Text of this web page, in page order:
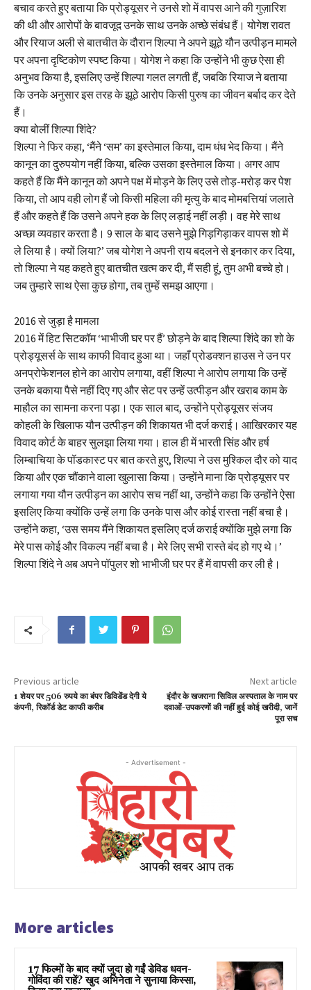
बचाव करते हुए बताया कि प्रोड्यूसर ने उनसे शो में वापस आने की गुज़ारिश
की थी और आरोपों के बावजूद उनके साथ उनके अच्छे संबंध हैं। योगेश रावत
और रियाज अली से बातचीत के दौरान शिल्पा ने अपने झूठे यौन उत्पीड़न मामले
पर अपना दृष्टिकोण स्पष्ट किया। योगेश ने कहा कि उन्होंने भी कुछ ऐसा ही
अनुभव किया है, इसलिए उन्हें शिल्पा गलत लगती हैं, जबकि रियाज ने बताया
कि उनके अनुसार इस तरह के झूठे आरोप किसी पुरुष का जीवन बर्बाद कर देते
हैं।
क्या बोलीं शिल्पा शिंदे?
शिल्पा ने फिर कहा, ‘मैंने ‘सम’ का इस्तेमाल किया, दाम धंध भेद किया। मैंने
कानून का दुरुपयोग नहीं किया, बल्कि उसका इस्तेमाल किया। अगर आप
कहते हैं कि मैंने कानून को अपने पक्ष में मोड़ने के लिए उसे तोड़-मरोड़ कर पेश
किया, तो आप वही लोग हैं जो किसी महिला की मृत्यु के बाद मोमबत्तियां जलाते
हैं और कहते हैं कि उसने अपने हक के लिए लड़ाई नहीं लड़ी। वह मेरे साथ
अच्छा व्यवहार करता है। 9 साल के बाद उसने मुझे गिड़गिड़ाकर वापस शो में
ले लिया है। क्यों लिया?’ जब योगेश ने अपनी राय बदलने से इनकार कर दिया,
तो शिल्पा ने यह कहते हुए बातचीत खत्म कर दी, मैं सही हूं, तुम अभी बच्चे हो।
जब तुम्हारे साथ ऐसा कुछ होगा, तब तुम्हें समझ आएगा।
2016 से जुड़ा है मामला
2016 में हिट सिटकॉम ‘भाभीजी घर पर हैं’ छोड़ने के बाद शिल्पा शिंदे का शो के
प्रोड्यूसर्स के साथ काफी विवाद हुआ था। जहाँ प्रोडक्शन हाउस ने उन पर
अनप्रोफेशनल होने का आरोप लगाया, वहीं शिल्पा ने आरोप लगाया कि उन्हें
उनके बकाया पैसे नहीं दिए गए और सेट पर उन्हें उत्पीड़न और खराब काम के
माहौल का सामना करना पड़ा। एक साल बाद, उन्होंने प्रोड्यूसर संजय
कोहली के खिलाफ यौन उत्पीड़न की शिकायत भी दर्ज कराई। आखिरकार यह
विवाद कोर्ट के बाहर सुलझा लिया गया। हाल ही में भारती सिंह और हर्ष
लिम्बाचिया के पॉडकास्ट पर बात करते हुए, शिल्पा ने उस मुश्किल दौर को याद
किया और एक चौंकाने वाला खुलासा किया। उन्होंने माना कि प्रोड्यूसर पर
लगाया गया यौन उत्पीड़न का आरोप सच नहीं था, उन्होंने कहा कि उन्होंने ऐसा
इसलिए किया क्योंकि उन्हें लगा कि उनके पास और कोई रास्ता नहीं बचा है।
उन्होंने कहा, ‘उस समय मैंने शिकायत इसलिए दर्ज कराई क्योंकि मुझे लगा कि
मेरे पास कोई और विकल्प नहीं बचा है। मेरे लिए सभी रास्ते बंद हो गए थे।’
शिल्पा शिंदे ने अब अपने पॉपुलर शो भाभीजी घर पर हैं में वापसी कर ली है।
Previous article
1 शेयर पर 506 रुपये का बंपर डिविडेंड देगी ये
कंपनी, रिकॉर्ड डेट काफी करीब
Next article
इंदौर के खजराना सिविल अस्पताल के नाम पर
दवाओं-उपकरणों की नहीं हुई कोई खरीदी, जानें
पूरा सच
- Advertisement -
More articles
17 फिल्मों के बाद क्यों जुदा हो गईं डेविड धवन-
गोविंदा की राहें? खुद अभिनेता ने सुनाया किस्सा,